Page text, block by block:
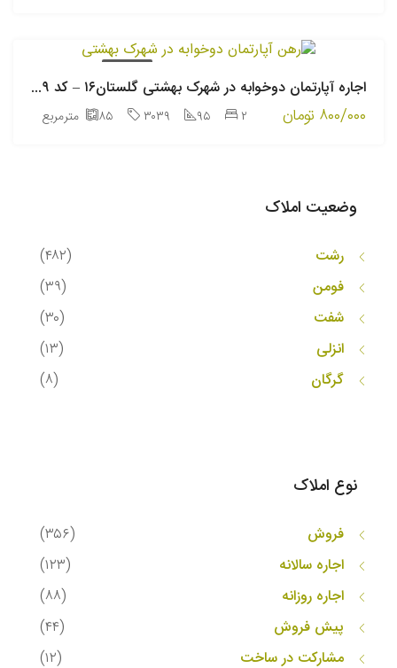
اجاره سالانه
اجاره آپارتمان دوخوابه در شهرک بهشتی گلستان۱۶ – کد ۳۰۳۹
۸۰۰/۰۰۰ تومان ۲ ۹۵ ۳۰۳۹ ۸۵ مترمربع
وضعیت املاک
رشت
(۴۸۲)
فومن
(۳۹)
شفت
(۳۰)
انزلی
(۱۳)
گرگان
(۸)
نوع املاک
فروش
(۳۵۶)
اجاره سالانه
(۱۲۳)
اجاره روزانه
(۸۸)
پیش فروش
(۴۴)
مشارکت در ساخت
(۱۲)